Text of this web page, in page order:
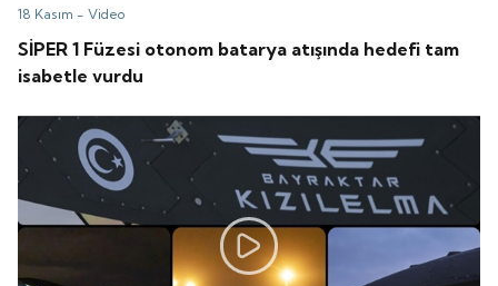
18 Kasım -Video
SİPER 1 Füzesi otonom batarya atışında hedefi tam
isabetle vurdu